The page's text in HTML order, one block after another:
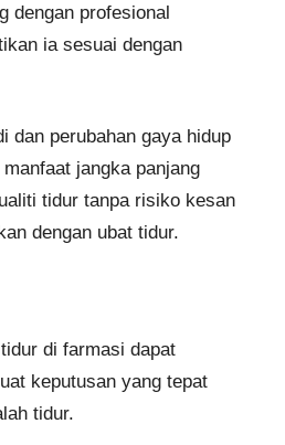
dengan profesional
ia sesuai dengan
dan perubahan gaya hidup
jangka panjang
tidur tanpa risiko kesan
dengan ubat tidur.
di farmasi dapat
keputusan yang tepat
tidur.